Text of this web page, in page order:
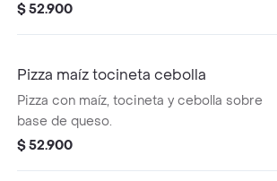
$ 52.900
Pizza maíz tocineta cebolla
Pizza con maíz, tocineta y cebolla sobre
base de queso.
$ 52.900